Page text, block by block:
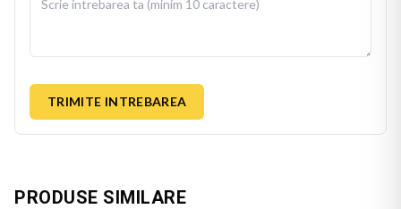
TRIMITE INTREBAREA
PRODUSE SIMILARE